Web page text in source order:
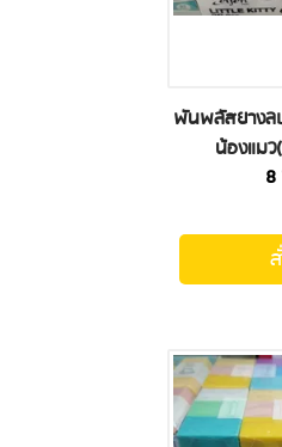
พันพลัสยาง
น้องแมว
8